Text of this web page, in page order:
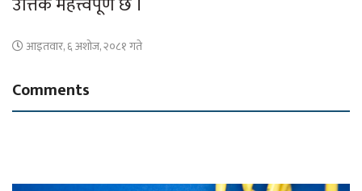
आइतवार, ६ अशोज, २०८१ गते
Comments